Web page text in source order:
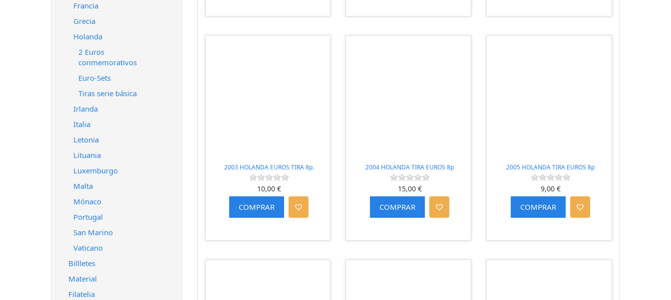
Francia
Grecia
Holanda
2 Euros
conmemorativos
Euro-Sets
Tiras serie básica
Irlanda
Italia
Letonia
Lituania
Luxemburgo
Malta
Mónaco
Portugal
San Marino
Vaticano
Billletes
Material
Filatelia
2003 HOLANDA EUROS TIRA 8p.
10,00 €
2004 HOLANDA TIRA EUROS 8p
15,00 €
2005 HOLANDA TIRA EUROS 8p
9,00 €